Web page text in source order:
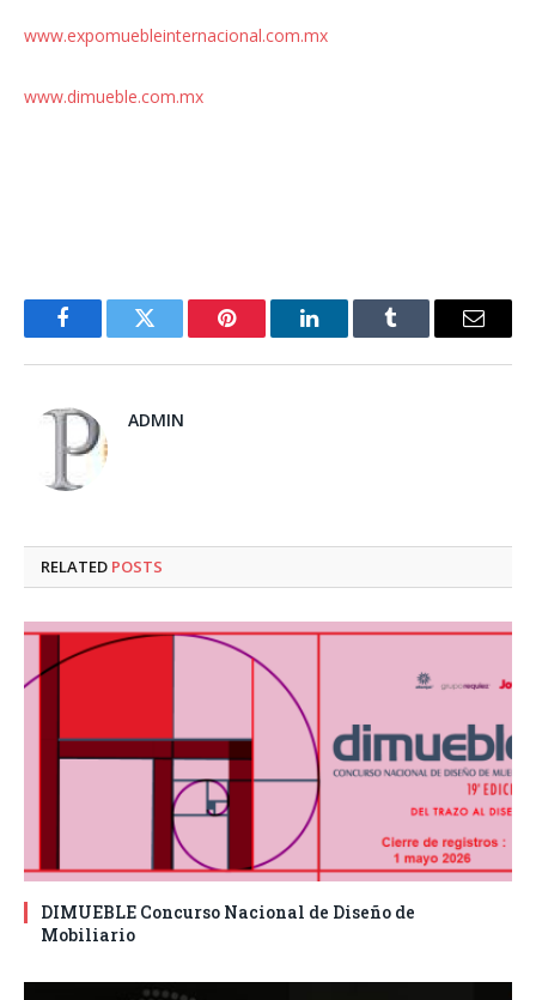
www.expomuebleinternacional.com.mx
www.dimueble.com.mx
FacebookTwitter Pinterest LinkedInTumblr Email
ADMIN
RELATED POSTS
DIMUEBLE Concurso Nacional de Diseño de
Mobiliario